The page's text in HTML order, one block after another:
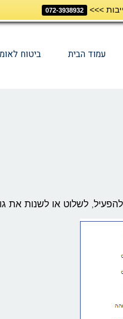
>>>
072-3938932
עמוד הבית ביטוח
לשלוט או לשנות את